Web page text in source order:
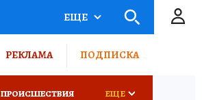
ЕЩЕ
РЕКЛАМА ПОДПИСКА
ПРОИСШЕСТВИЯ ЕЩЕ